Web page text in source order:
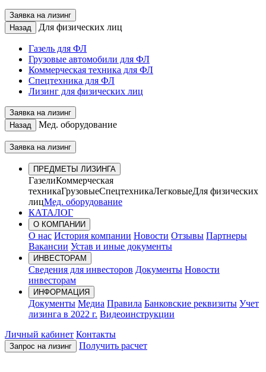
Заявка на лизинг
Назад
Для физических лиц
Газель для ФЛ
Грузовые автомобили для ФЛ
Коммерческая техника для ФЛ
Спецтехника для ФЛ
Лизинг для физических лиц
Заявка на лизинг
Назад
Мед. оборудование
Заявка на лизинг
ПРЕДМЕТЫ ЛИЗИНГА
ГазелиКоммерческая
техникаГрузовыеСпецтехникаЛегковыеДля физических
лицМед. оборудование
КАТАЛОГ
О КОМПАНИИ
О нас История компании Новости Отзывы Партнеры
Вакансии Устав и иные документы
ИНВЕСТОРАМ
Сведения для инвесторов Документы Новости
инвесторам
ИНФОРМАЦИЯ
Документы Медиа Правила Банковские реквизиты Учет
лизинга в 2022 г. Видеоинструкции
Личный кабинет Контакты
Запрос на лизинг Получить расчет